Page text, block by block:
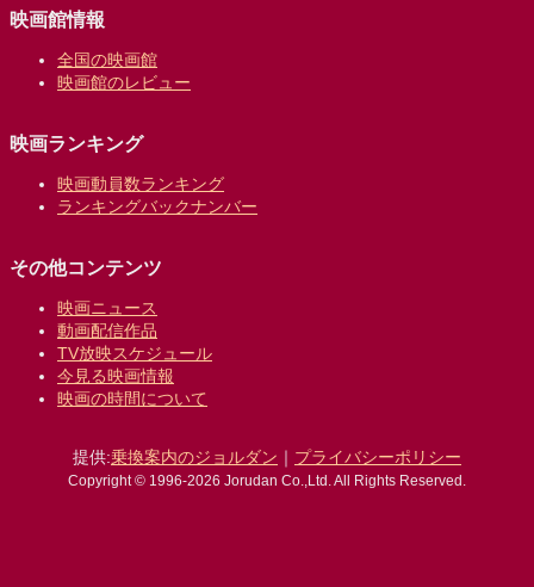
映画館情報
全国の映画館
映画館のレビュー
映画ランキング
映画動員数ランキング
ランキングバックナンバー
その他コンテンツ
映画ニュース
動画配信作品
TV放映スケジュール
今見る映画情報
映画の時間について
提供:乗換案内のジョルダン ｜ プライバシーポリシー
Copyright © 1996-2026 Jorudan Co.,Ltd. All Rights Reserved.